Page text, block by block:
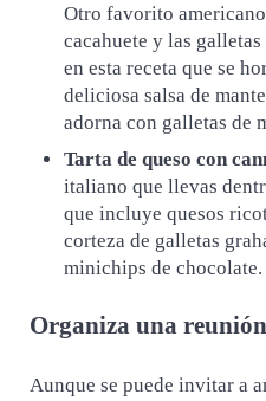
Otro favorito
cacahuete y las
en esta receta que se
deliciosa salsa de
adorna con galletas de
Tarta de queso con
italiano que llevas
que incluye quesos
corteza de galletas
minichips de chocolate.
Organiza una
Aunque se puede invitar a